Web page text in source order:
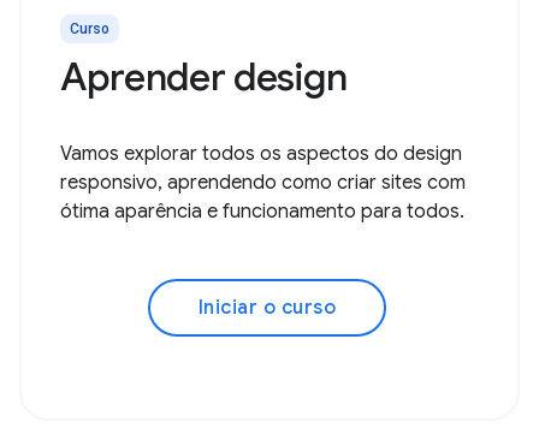
Curso
Aprender design
Vamos explorar todos os aspectos do design
responsivo, aprendendo como criar sites com
ótima aparência e funcionamento para todos.
Iniciar o curso